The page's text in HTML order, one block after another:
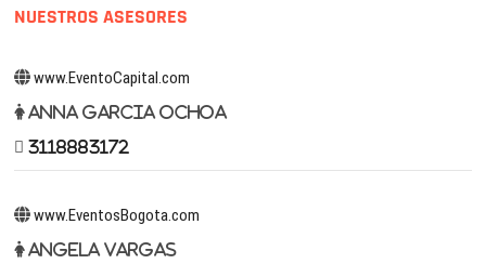
NUESTROS ASESORES
www.EventoCapital.com
Anna Garcia Ochoa
3118883172
www.EventosBogota.com
Angela Vargas